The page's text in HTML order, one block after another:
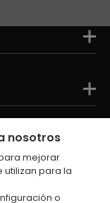
nosotros
mejorar
utilizan para la
o